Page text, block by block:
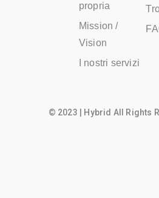
propria
Mission /
Vision
I nostri servizi
© 2023 | Hybrid All Rights